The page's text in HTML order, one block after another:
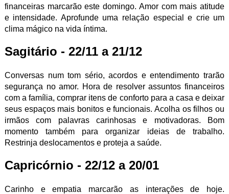
financeiras marcarão este domingo. Amor com mais atitude
e intensidade. Aprofunde uma relação especial e crie um
clima mágico na vida íntima.
Sagitário - 22/11 a 21/12
Conversas num tom sério, acordos e entendimento trarão
segurança no amor. Hora de resolver assuntos financeiros
com a família, comprar itens de conforto para a casa e deixar
seus espaços mais bonitos e funcionais. Acolha os filhos ou
irmãos com palavras carinhosas e motivadoras. Bom
momento também para organizar ideias de trabalho.
Restrinja deslocamentos e proteja a saúde.
Capricórnio - 22/12 a 20/01
Carinho e empatia marcarão as interações de hoje.